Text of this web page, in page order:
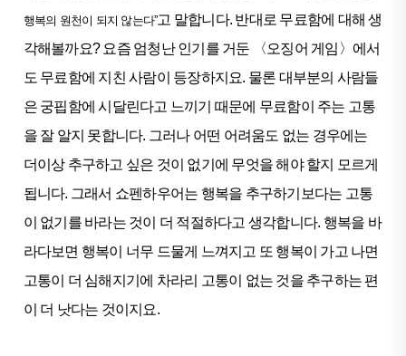
행복의 원천이 되지 않는다”고 말합니다. 반대로 무료함에 대해 생
각해볼까요? 요즘 엄청난 인기를 거둔 〈오징어 게임〉에서
도 무료함에 지친 사람이 등장하지요. 물론 대부분의 사람들
은 궁핍함에 시달린다고 느끼기 때문에 무료함이 주는 고통
을 잘 알지 못합니다. 그러나 어떤 어려움도 없는 경우에는
더이상 추구하고 싶은 것이 없기에 무엇을 해야 할지 모르게
됩니다. 그래서 쇼펜하우어는 행복을 추구하기보다는 고통
이 없기를 바라는 것이 더 적절하다고 생각합니다. 행복을 바
라다보면 행복이 너무 드물게 느껴지고 또 행복이 가고 나면
고통이 더 심해지기에 차라리 고통이 없는 것을 추구하는 편
이 더 낫다는 것이지요.